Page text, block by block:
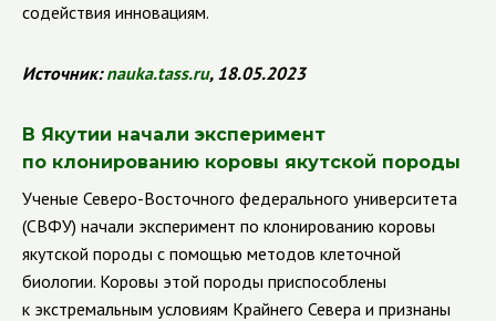
содействия инновациям.
Источник: nauka.tass.ru, 18.05.2023
В Якутии начали эксперимент
по клонированию коровы якутской породы
Ученые Северо-Восточного федерального университета
(СВФУ) начали эксперимент по клонированию коровы
якутской породы с помощью методов клеточной
биологии. Коровы этой породы приспособлены
к экстремальным условиям Крайнего Севера и признаны